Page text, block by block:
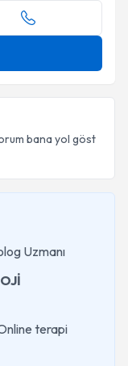
bana yol göst
Uzmanı
terapi